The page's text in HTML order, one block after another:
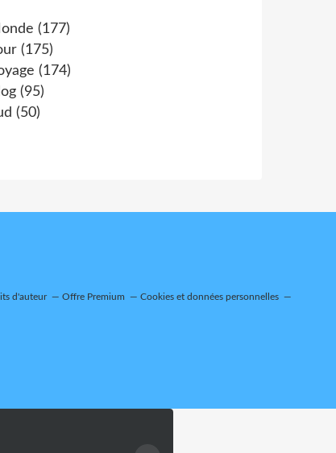
(177)
(175)
(174)
(95)
(50)
d'auteur Offre Premium Cookies et données personnelles